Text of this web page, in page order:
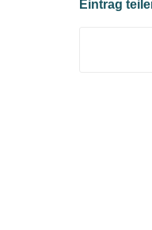
Eintrag